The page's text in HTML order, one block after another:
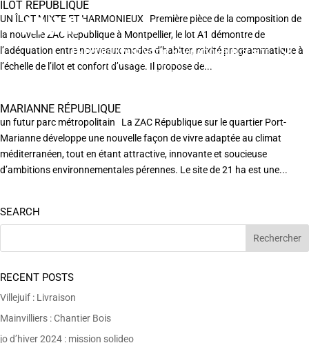
ILOT RÉPUBLIQUE
UN ÎLOT MIXTE ET HARMONIEUX Première pièce de la composition de
la nouvelle ZAC République à Montpellier, le lot A1 démontre de
l’adéquation entre nouveaux modes d’habiter, mixité programmatique à
l’échelle de l’ilot et confort d’usage. Il propose de...
MARIANNE RÉPUBLIQUE
un futur parc métropolitain La ZAC République sur le quartier Port-
Marianne développe une nouvelle façon de vivre adaptée au climat
méditerranéen, tout en étant attractive, innovante et soucieuse
d’ambitions environnementales pérennes. Le site de 21 ha est une...
SEARCH
RECENT POSTS
Villejuif : Livraison
Mainvilliers : Chantier Bois
jo d’hiver 2024 : mission solideo
EN POURSUIVANT VOTRE NAVIGATION SUR CE SITE
VOUS ACCEPTEZ L’UTILISATION DE COOKIES
AFIN DE RÉALISER DES STATISTIQUES ANONYMES DE VISITE.
X